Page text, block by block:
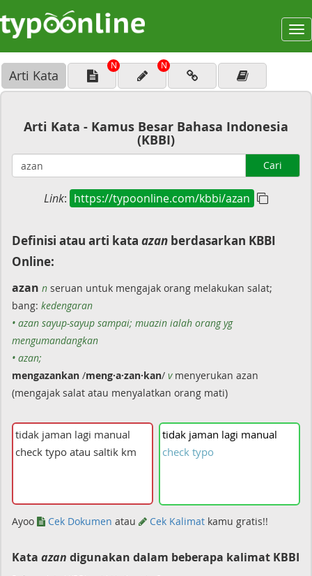
Arti Kata
N N
Arti Kata - Kamus Besar Bahasa Indonesia
(KBBI)
Cari
Link: https://typoonline.com/kbbi/azan
Definisi atau arti kata azan berdasarkan KBBI
Online:
azan n seruan untuk mengajak orang melakukan salat;
bang: kedengaran
• azan sayup-sayup sampai; muazin ialah orang yg
mengumandangkan
• azan;
mengazankan /meng·a·zan·kan/ vmenyerukan azan
(mengajak salat atau menyalatkan orang mati)
tidak jaman lagi manual
check typo
Ayoo Cek Dokumen atau Cek Kalimat kamu gratis!!
Kata azan digunakan dalam beberapa kalimat KBBI